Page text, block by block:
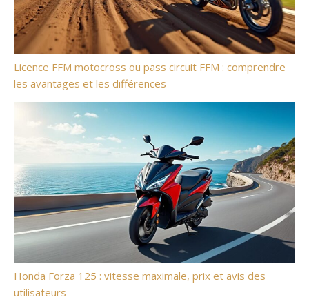
Licence FFM motocross ou pass circuit FFM : comprendre
les avantages et les différences
Honda Forza 125 : vitesse maximale, prix et avis des
utilisateurs